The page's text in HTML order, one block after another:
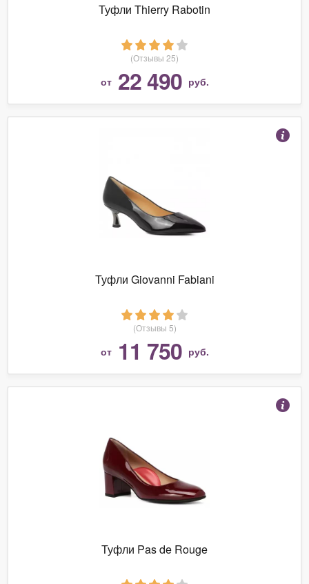
Туфли Thierry Rabotin
(Отзывы 25)
от 22 490 руб.
Туфли Giovanni Fabiani
(Отзывы 5)
от 11 750 руб.
Туфли Pas de Rouge